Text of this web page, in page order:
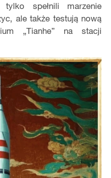
spełnili marzenie
ale także testują nową
„Tianhe” na stacji